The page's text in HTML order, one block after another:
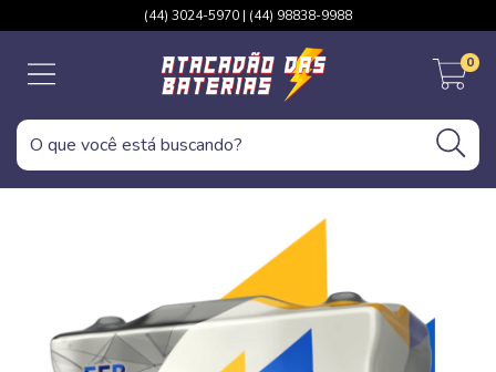
(44) 3024-5970 | (44) 98838-9988
0